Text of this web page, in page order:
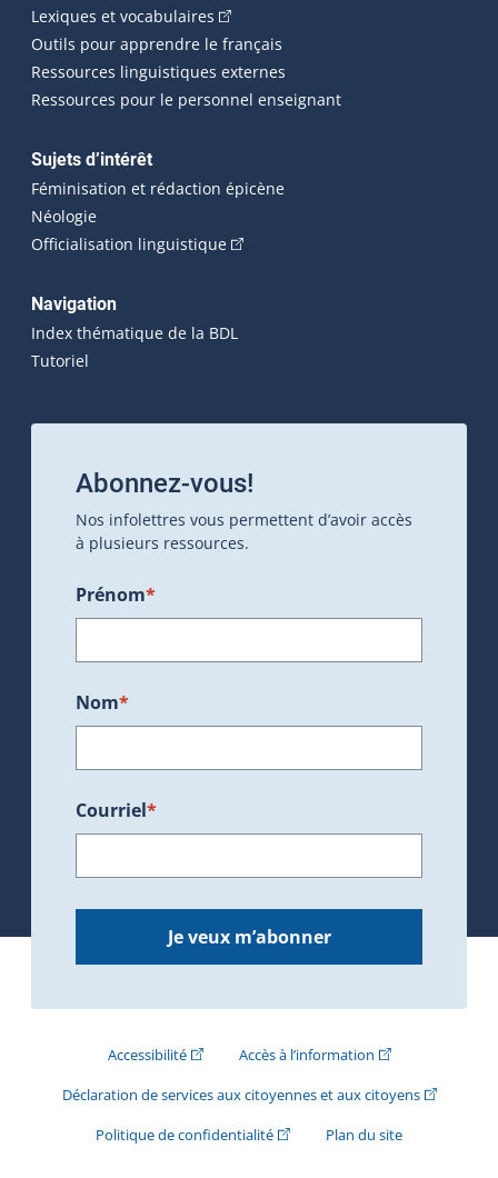
Lexiques et vocabulaires (Cet hyperlien externe s'ouvrira
Outils pour apprendre le français
Ressources linguistiques externes
Ressources pour le personnel enseignant
Sujets d’intérêt
Féminisation et rédaction épicène
Néologie
Officialisation linguistique(Cet hyperlien externe s'ouvrira
Navigation
Index thématique de la BDL
Tutoriel
Abonnez-vous!
Nos infolettres vous permettent d’avoir accès
à plusieurs ressources.
Prénom*
Nom*
Courriel*
Je veux m’abonner
Accessibilité(Cet hyperlien externe s'ouvrira dans une
Accès à l’information(Cet hyperlien
Déclaration de services aux citoyennes et aux citoyens(Cet
Politique de confidentialité(Cet hyperlien externe s'ouvrira
Plan du site